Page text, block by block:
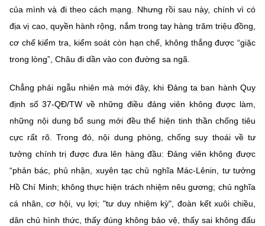
của mình và đi theo cách mạng. Nhưng rồi sau này, chính vì có
địa vị cao, quyền hành rộng, nắm trong tay hàng trăm triệu đồng,
cơ chế kiểm tra, kiểm soát còn hạn chế, không thắng được “giặc
trong lòng”, Châu đi dần vào con đường sa ngã.
Chẳng phải ngẫu nhiên mà mới đây, khi Đảng ta ban hành Quy
định số 37-QĐ/TW về những điều đảng viên không được làm,
những nội dung bổ sung mới đều thể hiện tinh thần chống tiêu
cực rất rõ. Trong đó, nội dung phòng, chống suy thoái về tư
tưởng chính trị được đưa lên hàng đầu: Đảng viên không được
“phản bác, phủ nhận, xuyên tạc chủ nghĩa Mác-Lênin, tư tưởng
Hồ Chí Minh; không thực hiện trách nhiệm nêu gương; chủ nghĩa
cá nhân, cơ hội, vụ lợi; "tư duy nhiệm kỳ", đoàn kết xuôi chiều,
dân chủ hình thức, thấy đúng không bảo vệ, thấy sai không đấu